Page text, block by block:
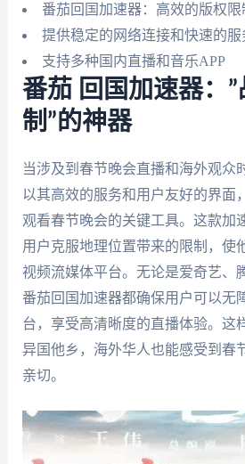
番茄回国加速器：高效的版权
提供稳定的网络连接和快速的
支持多种国内直播和音乐APP
番茄 回国加速器：
制”的神器
当涉及到春节晚会直播和海外观众
以其高效的服务和用户友好的界面
观看春节晚会的关键工具。这款加
用户克服地理位置带来的限制，使
视频流媒体平台。无论是爱奇艺、
番茄回国加速器都确保用户可以无
台，享受高清晰度的直播体验。这
异国他乡，海外华人也能感受到春
亲切。